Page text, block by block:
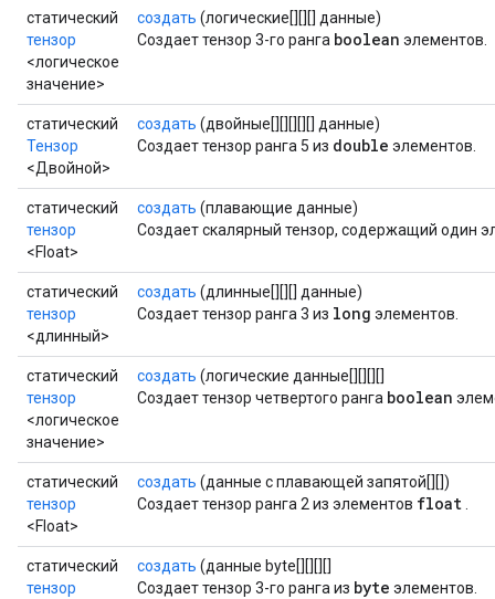
статический
тензор
<логическое
значение>
создать (логические[][][] данные)
Создает тензор 3-го ранга boolean элементов.
статический
Тензор
<Двойной>
создать (двойные[][][][][] данные)
Создает тензор ранга 5 из double элементов.
статический
тензор
<Float>
создать (плавающие данные)
Создает скалярный тензор, содержащий один
статический
тензор
<длинный>
создать (длинные[][][] данные)
Создает тензор ранга 3 из long элементов.
статический
тензор
<логическое
значение>
создать (логические данные[][][][]
Создает тензор четвертого ранга boolean
статический
тензор
<Float>
создать (данные с плавающей запятой[][])
Создает тензор ранга 2 из элементов float
статический
тензор
создать (данные byte[][][][]
Создает тензор 3-го ранга из byte элементов.